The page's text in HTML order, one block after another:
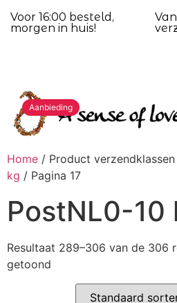
Voor 16:00 besteld,
morgen in huis!
Aanbieding
Home / Product
kg / Pagina 17
PostNL0-10
Resultaat 289–306 van de 306
getoond